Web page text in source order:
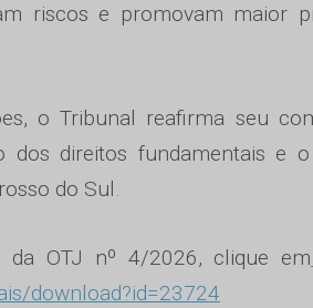
riscos e promovam maior
o Tribunal reafirma seu
dos direitos fundamentais e
do Sul.
da OTJ nº 4/2026, clique em
download?id=23724